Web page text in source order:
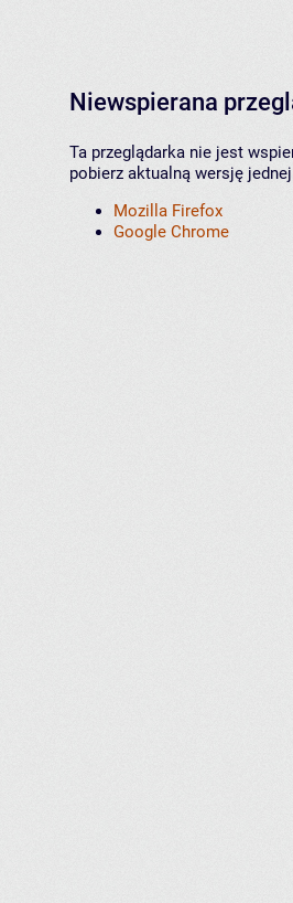
Niewspierana
Ta przeglądarka nie jest
pobierz aktualną wersję
Mozilla Firefox
Google Chrome